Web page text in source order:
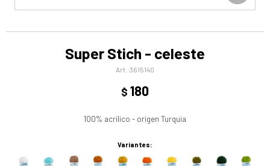
Super Stich - celeste
3615140
$ 180
100% acrilico - origen Turquia
Variantes: